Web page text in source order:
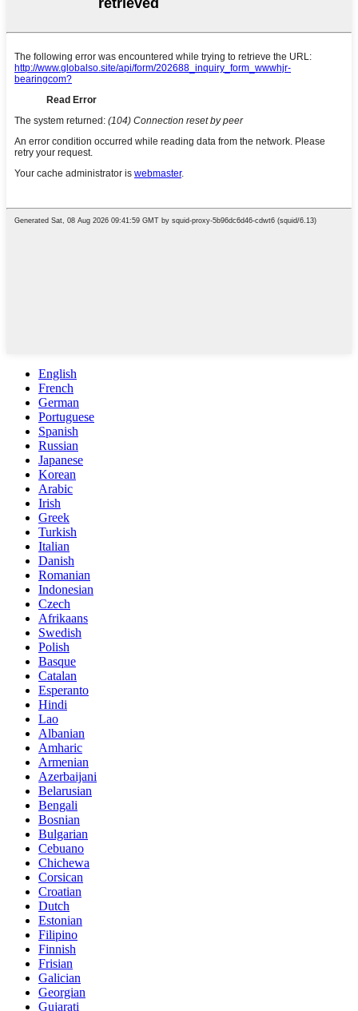
English
French
German
Portuguese
Spanish
Russian
Japanese
Korean
Arabic
Irish
Greek
Turkish
Italian
Danish
Romanian
Indonesian
Czech
Afrikaans
Swedish
Polish
Basque
Catalan
Esperanto
Hindi
Lao
Albanian
Amharic
Armenian
Azerbaijani
Belarusian
Bengali
Bosnian
Bulgarian
Cebuano
Chichewa
Corsican
Croatian
Dutch
Estonian
Filipino
Finnish
Frisian
Galician
Georgian
Gujarati